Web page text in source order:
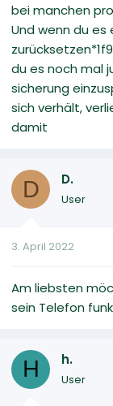
bei manchen
Und wenn du es
du es noch mal
sicherung
sich verhält,
damit
D D.
User
3. April 2022
Am liebsten
sein Telefon
H h.
User